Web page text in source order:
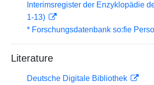
Interimsregister der Enzyklopädie
1-13)
* Forschungsdatenbank so:fie
Literature
Deutsche Digitale Bibliothek